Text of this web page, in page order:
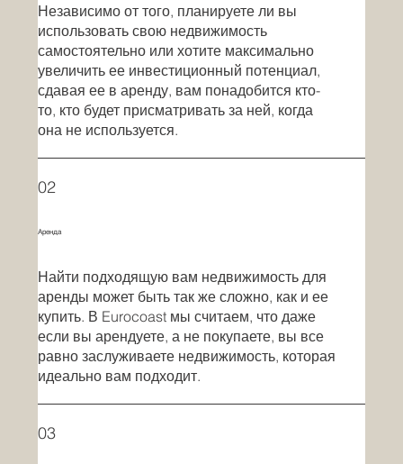
Независимо от того, планируете ли вы
использовать свою недвижимость
самостоятельно или хотите максимально
увеличить ее инвестиционный потенциал,
сдавая ее в аренду, вам понадобится кто-
то, кто будет присматривать за ней, когда
она не используется.
02
Аренда
Найти подходящую вам недвижимость для
аренды может быть так же сложно, как и ее
купить. В Eurocoast мы считаем, что даже
если вы арендуете, а не покупаете, вы все
равно заслуживаете недвижимость, которая
идеально вам подходит.
03